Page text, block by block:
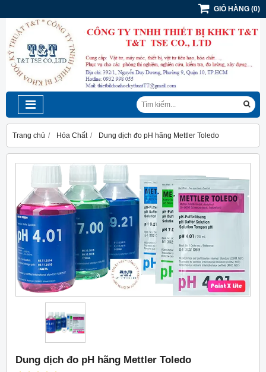
GIỎ HÀNG (0)
Trang chủ Hóa Chất Dung dịch đo pH hãng Mettler Toledo
Dung dịch đo pH hãng Mettler Toledo